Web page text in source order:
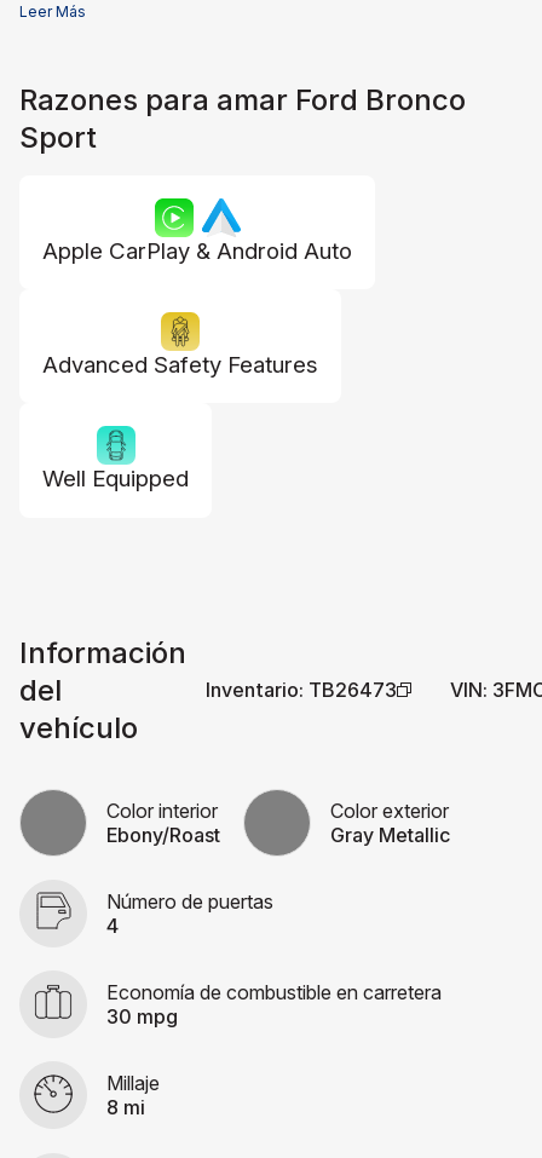
previa. Los precios incluyen una tarifa de documentación del
compatibles con ofertas especiales de financiamiento. El precio real
del concesionario puede variar.
Leer Más
Razones para amar Ford Bronco
Sport
Apple CarPlay & Android Auto
Advanced Safety Features
Well Equipped
Información
del
vehículo
Inventario: TB26473 VIN:
Color interior
Ebony/Roast
Color exterior
Gray Metallic
Número de puertas
4
Economía de combustible en carretera
30 mpg
Millaje
8 mi